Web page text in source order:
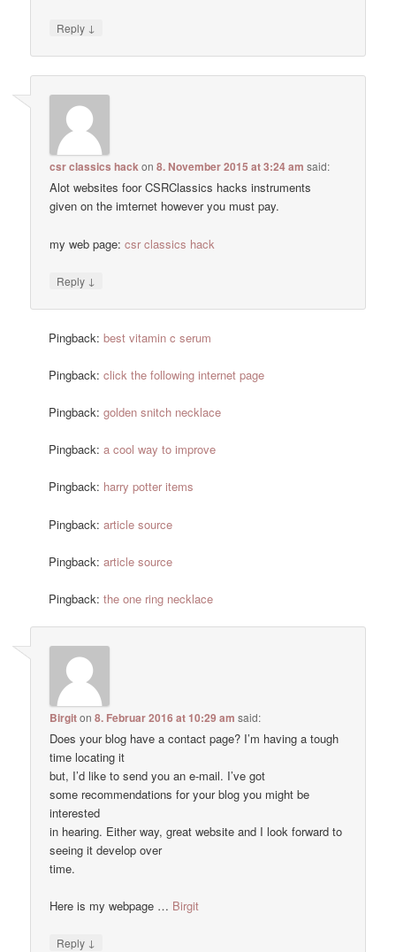
Reply ↓
csr classics hackon8. November 2015 at 3:24 am said:
Alot websites foor CSRClassics hacks instruments
given on the imternet however you must pay.
my web page:csr classics hack
Reply ↓
Pingback:best vitamin c serum
Pingback:click the following internet page
Pingback:golden snitch necklace
Pingback:a cool way to improve
Pingback: harry potter items
Pingback:article source
Pingback:article source
Pingback:the one ring necklace
Birgiton8. Februar 2016 at 10:29 am said:
Does your blog have a contact page? I’m having a tough
time locating it
but, I’d like to send you an e-mail. I’ve got
some recommendations for your blog you might be
interested
in hearing. Either way, great website and I look forward to
seeing it develop over
time.
Here is my webpage … Birgit
Reply ↓